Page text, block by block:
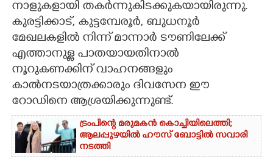
നാളുകളായി തകർന്നുകിടക്കുകയായിരുന്നു.
കുരട്ടിക്കാട്, കുട്ടമ്പേരൂർ, ബുധനൂർ
മേഖലകളിൽ നിന്ന് മാന്നാർ ടൗണിലേക്ക്
എത്താനുള്ള പാതയായതിനാൽ
നൂറുകണക്കിന് വാഹനങ്ങളും
കാൽനടയാത്രക്കാരും ദിവസേന ഈ
റോഡിനെ ആശ്രയിക്കുന്നുണ്ട്.
ട്രംപിന്റെ മരുമകൻ കൊച്ചിയിലെത്തി;
ആലപ്പുഴയിൽ ഹൗസ് ബോട്ടിൽ സവാരി
നടത്തി